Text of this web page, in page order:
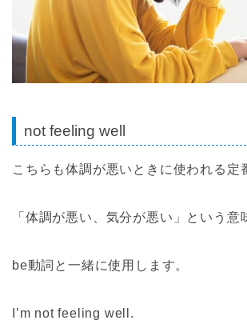
not feeling well
こちらも体調が悪いときに使われる定
「体調が悪い、気分が悪い」という意
be動詞と一緒に使用します。
I’m not feeling well.